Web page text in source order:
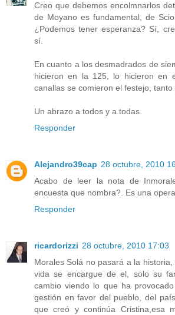
Creo que debemos encolmnarlos
de Moyano es fundamental, de
¿Podemos tener esperanza? Sí,
sí.
En cuanto a los desmadrados de
hicieron en la 125, lo hicieron en
canallas se comieron el festejo, tanto
Un abrazo a todos y a todas.
Responder
Alejandro39cap 28 octubre, 2010
Acabo de leer la nota de
encuesta que nombra?. Es una
Responder
ricardorizzi 28 octubre, 2010 17:03
Morales Solá no pasará a la
vida se encargue de el, solo su
cambio viendo lo que ha
gestión en favor del pueblo, del
que creó y continúa Cristina,esa